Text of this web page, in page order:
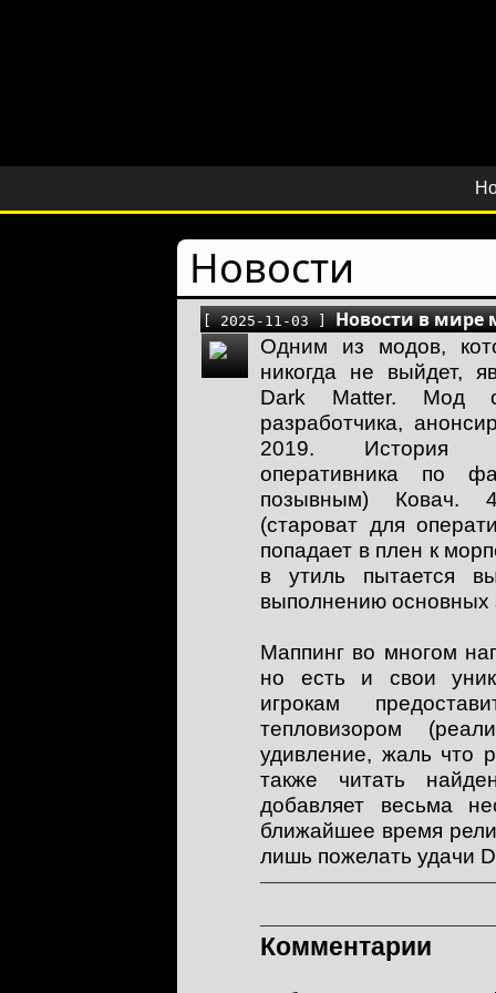
Новости
[ 2025-11-03 ]Новости в мире
Одним из модов,
никогда не выйдет,
Dark Matter. Мод
разработчика,
2019. История
оперативника по
позывным) Ковач.
(староват для
попадает в плен к
в утиль пытается
выполнению основных
Маппинг во многом
но есть и свои
игрокам
тепловизором
удивление, жаль что
также читать
добавляет весьма
ближайшее время
лишь пожелать удачи
Комментарии